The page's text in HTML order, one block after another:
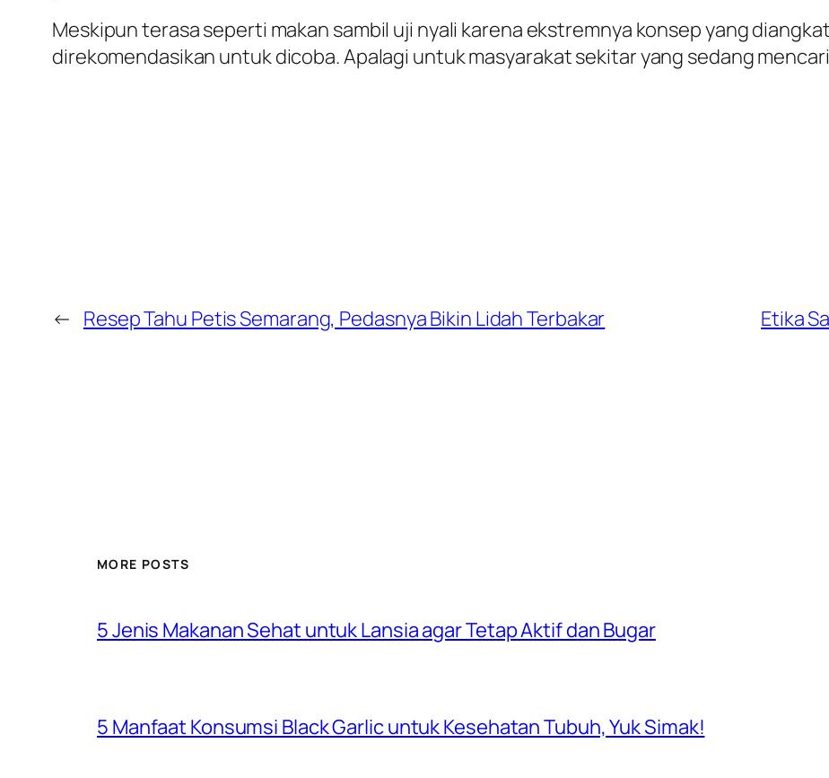
Meskipun terasa seperti makan sambil uji nyali karena ekstremnya konsep yang
direkomendasikan untuk dicoba. Apalagi untuk masyarakat sekitar yang sedang
← Resep Tahu Petis Semarang, Pedasnya Bikin Lidah Terbakar Etika
MORE POSTS
5 Jenis Makanan Sehat untuk Lansia agar Tetap Aktif dan Bugar
5 Manfaat Konsumsi Black Garlic untuk Kesehatan Tubuh, Yuk Simak!